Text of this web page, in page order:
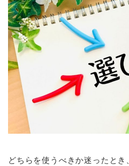
どちらを使うべきか迷ったとき